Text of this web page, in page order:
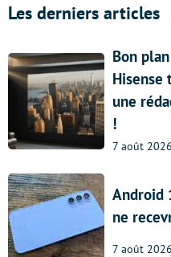
Les derniers articles
Bon
Hisense
une
!
7 août
Android
ne
7 août